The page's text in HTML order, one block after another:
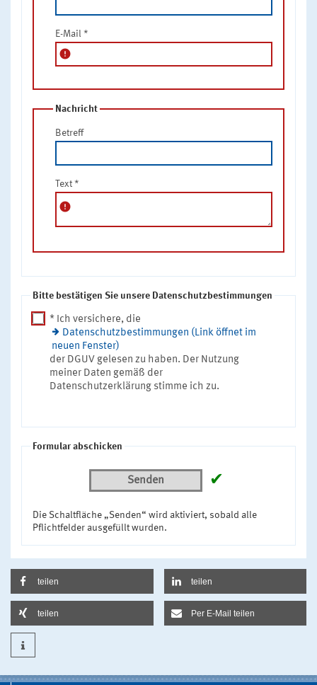
E-Mail *
error
Nachricht
Betreff
Text *
error
Bitte bestätigen Sie unsere Datenschutzbestimmungen
* Ich versichere, die
Datenschutzbestimmungen (Link öffnet im
neuen Fenster)
der DGUV gelesen zu haben. Der Nutzung
meiner Daten gemäß der
Datenschutzerklärung stimme ich zu.
Formular abschicken
Senden ✔
Die Schaltfläche „Senden“ wird aktiviert, sobald alle
Pflichtfelder ausgefüllt wurden.
teilen teilen
teilen Per E-Mail teilen